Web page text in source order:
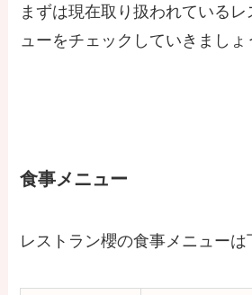
まずは現在取り扱われている
ューをチェックしていきましょ
食事メニュー
レストラン櫻の食事メニューは